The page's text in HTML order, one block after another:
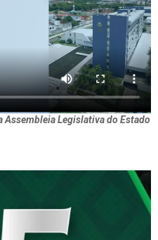
Assembleia Legislativa do Estado